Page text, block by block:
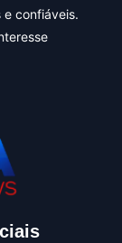
e confiáveis.